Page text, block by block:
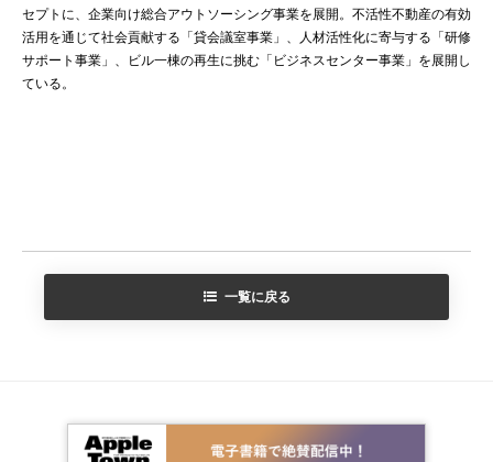
セプトに、企業向け総合アウトソーシング事業を展開。不活性不動産の有効
活用を通じて社会貢献する「貸会議室事業」、人材活性化に寄与する「研修
サポート事業」、ビル一棟の再生に挑む「ビジネスセンター事業」を展開し
ている。
一覧に戻る